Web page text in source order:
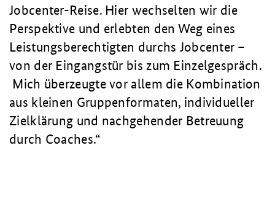
Jobcenter-Reise. Hier wechselten wir die
Perspektive und erlebten den Weg eines
Leistungsberechtigten durchs Jobcenter –
von der Eingangstür bis zum Einzelgespräch.
Mich überzeugte vor allem die Kombination
aus kleinen Gruppenformaten, individueller
Zielklärung und nachgehender Betreuung
durch Coaches.